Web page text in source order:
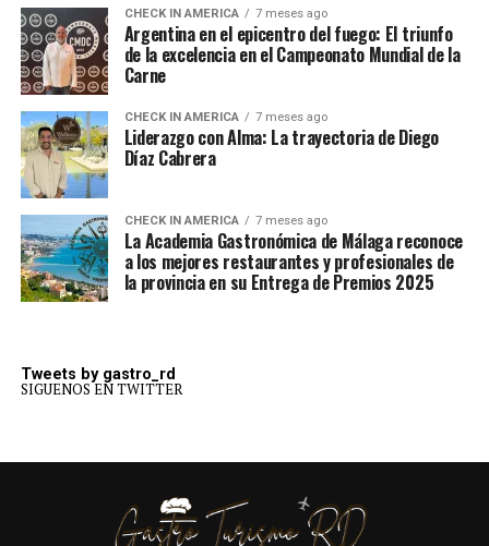
CHECK IN AMERICA 7 meses ago
Argentina en el epicentro del fuego: El triunfo
de la excelencia en el Campeonato Mundial de la
Carne
CHECK IN AMERICA 7 meses ago
Liderazgo con Alma: La trayectoria de Diego
Díaz Cabrera
CHECK IN AMERICA 7 meses ago
La Academia Gastronómica de Málaga reconoce
a los mejores restaurantes y profesionales de
la provincia en su Entrega de Premios 2025
Tweets by gastro_rd
SIGUENOS EN TWITTER